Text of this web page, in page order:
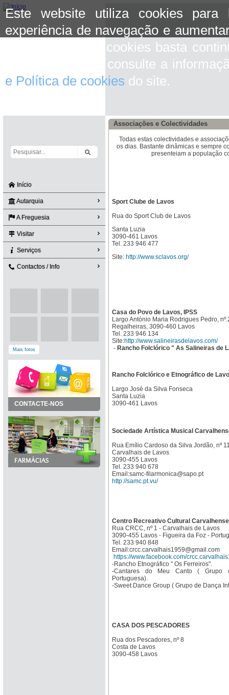
Este website utiliza cookies para
experiência de navegação e
aceitar o uso de cookies basta
mais informação consulte a
e Política de cookies do site.
Início
Autarquia
A Freguesia
Visitar
Serviços
Contactos / Info
Mais fotos
CONTACTE-NOS
Associações e Colectividades
Todas estas colectividades e
os dias. Bastante dinâmicas e sempre
presenteiam a população
Sport Clube de Lavos
Rua do Sport Club de Lavos
Santa Luzia
3090-461 Lavos
Tel. 233 946 477
Site: http://www.sclavos.org/
Casa do Povo de Lavos, IPSS
Largo António Maria Rodrigues Pedro,
Regalheiras, 3090-460 Lavos
Tel. 233 946 134
Site:http://www.salineirasdelavos.com/
- Rancho Folclórico " As Salineiras de
Rancho Folclórico e Etnográfico de
Largo José da Silva Fonseca
Santa Luzia
3090-461 Lavos
Sociedade Artística Musical
Rua Emílio Cardoso da Silva Jordão, nº
Carvalhais de Lavos
3090-455 Lavos
Tel. 233 940 678
Email:samc-filarmonica@sapo.pt
http://samc.pt.vu/
Centro Recreativo Cultural Carvalhense
Rua CRCC, nº 1 - Carvalhais de Lavos
3090-455 Lavos - Figueira da Foz -
Tel. 233 940 848
Email:crcc.carvalhais1959@gmail.com
https://www.facebook.com/
-Rancho Etnográfico " Os Ferreiros".
-Cantares do Meu Canto ( Grupo
Portuguesa).
-Sweet Dance Group ( Grupo de Dança
CASA DOS PESCADORES
Rua dos Pescadores, nº 8
Costa de Lavos
3090-458 Lavos